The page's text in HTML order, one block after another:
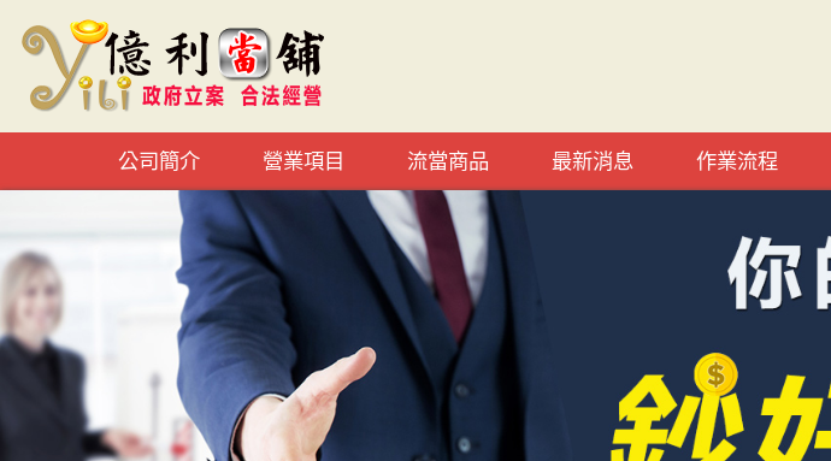
公司簡介 營業項目 流當商品 最新消息 作業流程